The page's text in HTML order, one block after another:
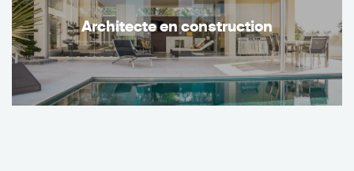
Architecte en construction